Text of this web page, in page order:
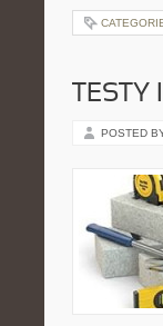
TESTY
POSTED